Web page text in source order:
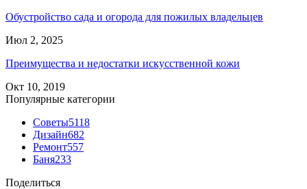
Обустройство сада и огорода для пожилых владельцев
Июл 2, 2025
Преимущества и недостатки искусственной кожи
Окт 10, 2019
Популярные категории
Советы5118
Дизайн682
Ремонт557
Баня233
Поделиться